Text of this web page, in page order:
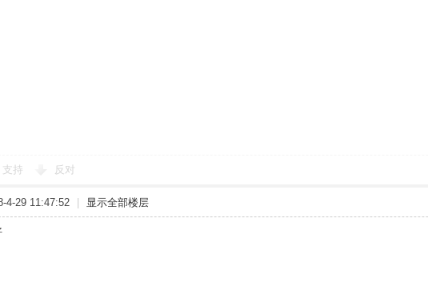
支持 反对
4-29 11:47:52 显示全部楼层